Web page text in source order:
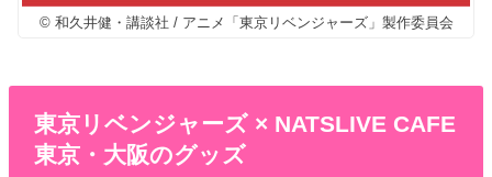
© 和久井健・講談社 / アニメ「東京リベンジャーズ」製作委員会
東京リベンジャーズ × NATSLIVE CAFE
東京・大阪のグッズ